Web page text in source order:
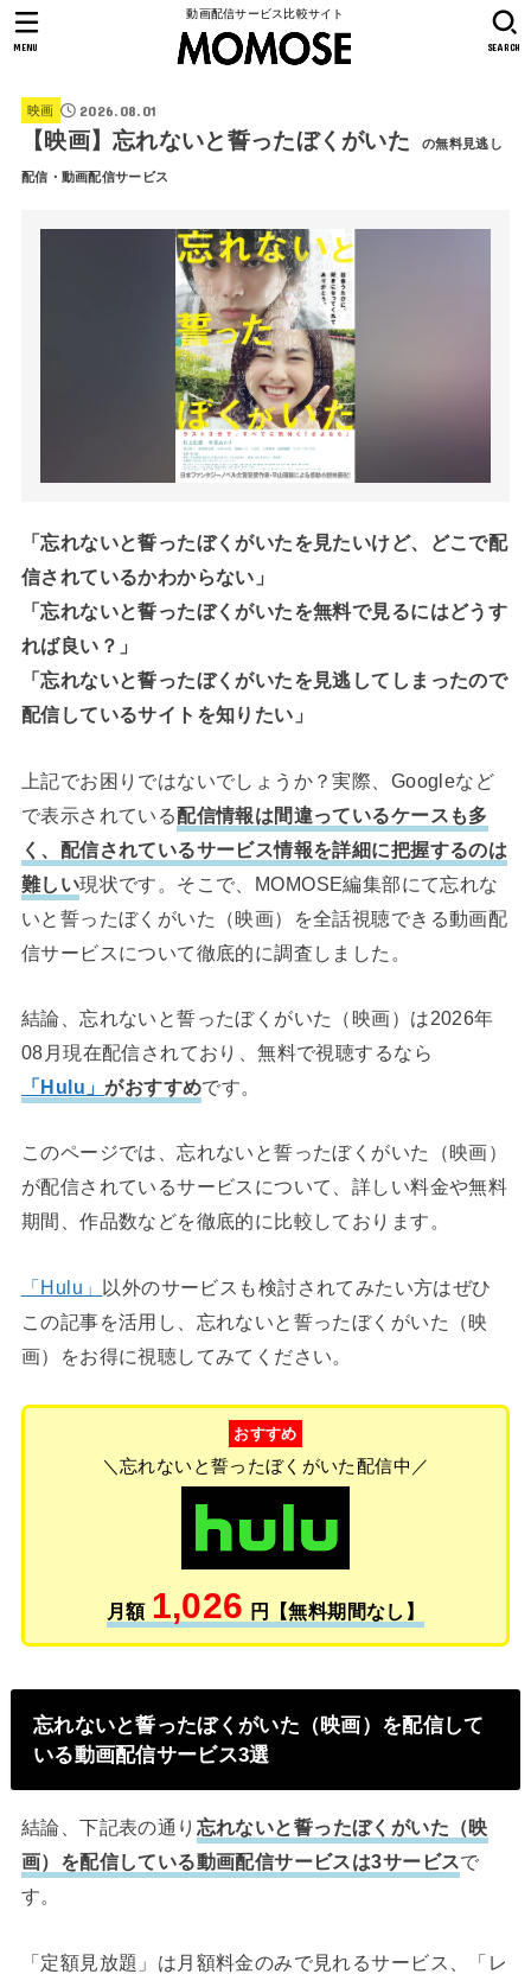
動画配信サービス比較サイト
SEARCH
MENU
映画 2026.08.01
【映画】忘れないと誓ったぼくがいた の無料見逃し
配信・動画配信サービス
「忘れないと誓ったぼくがいたを見たいけど、どこで配
信されているかわからない」
「忘れないと誓ったぼくがいたを無料で見るにはどうす
れば良い？」
「忘れないと誓ったぼくがいたを見逃してしまったので
配信しているサイトを知りたい」
上記でお困りではないでしょうか？実際、Googleなど
で表示されている配信情報は間違っているケースも多
く、配信されているサービス情報を詳細に把握するのは
難しい現状です。そこで、MOMOSE編集部にて忘れな
いと誓ったぼくがいた（映画）を全話視聴できる動画配
信サービスについて徹底的に調査しました。
結論、忘れないと誓ったぼくがいた（映画）は2026年
08月現在配信されており、無料で視聴するなら
「Hulu」がおすすめです。
このページでは、忘れないと誓ったぼくがいた（映画）
が配信されているサービスについて、詳しい料金や無料
期間、作品数などを徹底的に比較しております。
「Hulu」 以外のサービスも検討されてみたい方はぜひ
この記事を活用し、忘れないと誓ったぼくがいた（映
画）をお得に視聴してみてください。
おすすめ
＼忘れないと誓ったぼくがいた配信中／
月額 1,026 円【無料期間なし】
忘れないと誓ったぼくがいた（映画）を配信して
いる動画配信サービス3選
結論、下記表の通り 忘れないと誓ったぼくがいた（映
画）を配信している動画配信サービスは3サービスで
す。
「定額見放題」は月額料金のみで見れるサービス、「レ